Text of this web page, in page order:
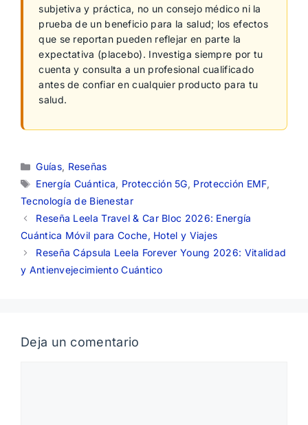
subjetiva y práctica, no un consejo médico ni la
prueba de un beneficio para la salud; los efectos
que se reportan pueden reflejar en parte la
expectativa (placebo). Investiga siempre por tu
cuenta y consulta a un profesional cualificado
antes de confiar en cualquier producto para tu
salud.
Categorías
Guías, Reseñas
Etiquetas
Energía Cuántica, Protección 5G, Protección EMF,
Tecnología de Bienestar
Reseña Leela Travel & Car Bloc 2026: Energía
Cuántica Móvil para Coche, Hotel y Viajes
Reseña Cápsula Leela Forever Young 2026: Vitalidad
y Antienvejecimiento Cuántico
Deja un comentario